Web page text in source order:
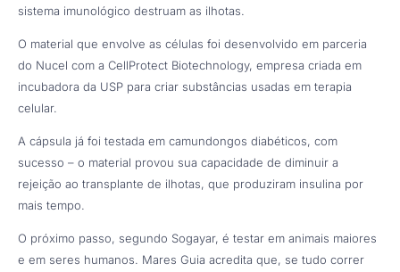
sistema imunológico destruam as ilhotas.
O material que envolve as células foi desenvolvido em parceria
do Nucel com a CellProtect Biotechnology, empresa criada em
incubadora da USP para criar substâncias usadas em terapia
celular.
A cápsula já foi testada em camundongos diabéticos, com
sucesso – o material provou sua capacidade de diminuir a
rejeição ao transplante de ilhotas, que produziram insulina por
mais tempo.
O próximo passo, segundo Sogayar, é testar em animais maiores
e em seres humanos. Mares Guia acredita que, se tudo correr